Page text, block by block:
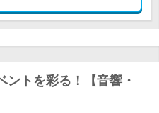
トを彩る！【音響・